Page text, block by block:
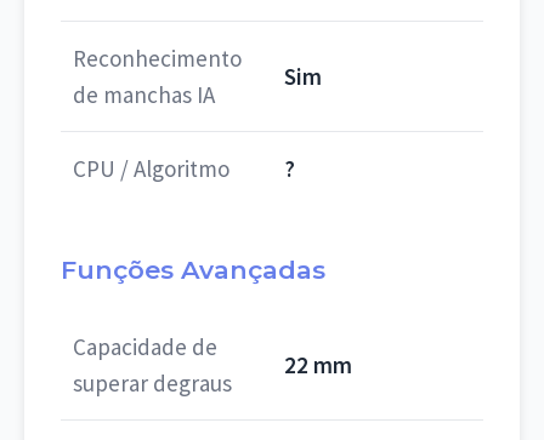
Reconhecimento
de manchas IA
Sim
CPU / Algoritmo ?
Funções Avançadas
Capacidade de
superar degraus
22 mm